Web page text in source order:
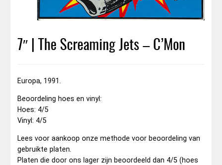
7″ | The Screaming Jets – C’Mon
Europa, 1991.
Beoordeling hoes en vinyl:
Hoes: 4/5
Vinyl: 4/5
Lees voor aankoop onze methode voor beoordeling van
gebruikte platen.
Platen die door ons lager zijn beoordeeld dan 4/5 (hoes